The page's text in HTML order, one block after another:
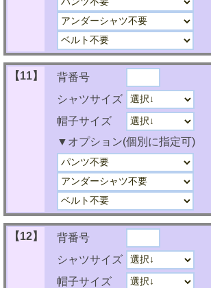
【11】
背番号
シャツサイズ
帽子サイズ
▼オプション(個別に指定可)
【12】
背番号
シャツサイズ
帽子サイズ